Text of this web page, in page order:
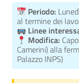
Periodo:
al termine dei
Linee
Modifica:
Camerini) alla
Palazzo INPS)